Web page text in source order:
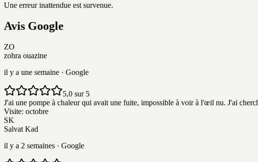
Une erreur inattendue est survenue.
Avis Google
ZO
zohra ouazine
il y a une semaine · Google
5,0 sur 5
J'ai une pompe à chaleur qui avait une fuite, impossible à voir à l'œil nu. J'ai
Visite: octobre
SK
Salvat Kad
il y a 2 semaines · Google